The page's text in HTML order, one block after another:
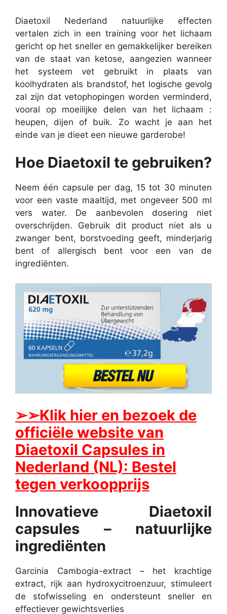
Diaetoxil Nederland natuurlijke effecten
vertalen zich in een training voor het lichaam
gericht op het sneller en gemakkelijker bereiken
van de staat van ketose, aangezien wanneer
het systeem vet gebruikt in plaats van
koolhydraten als brandstof, het logische gevolg
zal zijn dat vetophopingen worden verminderd,
vooral op moeilijke delen van het lichaam :
heupen, dijen of buik. Zo wacht je aan het
einde van je dieet een nieuwe garderobe!
Hoe Diaetoxil te gebruiken?
Neem één capsule per dag, 15 tot 30 minuten
voor een vaste maaltijd, met ongeveer 500 ml
vers water. De aanbevolen dosering niet
overschrijden. Gebruik dit product niet als u
zwanger bent, borstvoeding geeft, minderjarig
bent of allergisch bent voor een van de
ingrediënten.
➢➢Klik hier en bezoek de
officiële website van
Diaetoxil Capsules in
Nederland (NL): Bestel
tegen verkoopprijs
Innovatieve Diaetoxil
capsules – natuurlijke
ingrediënten
Garcinia Cambogia-extract – het krachtige
extract, rijk aan hydroxycitroenzuur, stimuleert
de stofwisseling en ondersteunt sneller en
effectiever gewichtsverlies